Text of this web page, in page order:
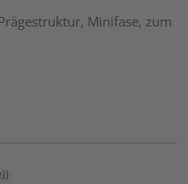
Minifase, zum